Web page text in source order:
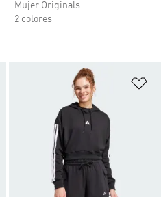
Mujer Originals
2 colores
Añadir a la lista de deseos